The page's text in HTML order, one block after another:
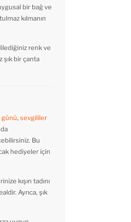
bir bağ ve
kılmanın
renk ve
şık bir çanta
günü, sevgililer
Bu
hediyeler için
kışın tadını
Ayrıca, şık